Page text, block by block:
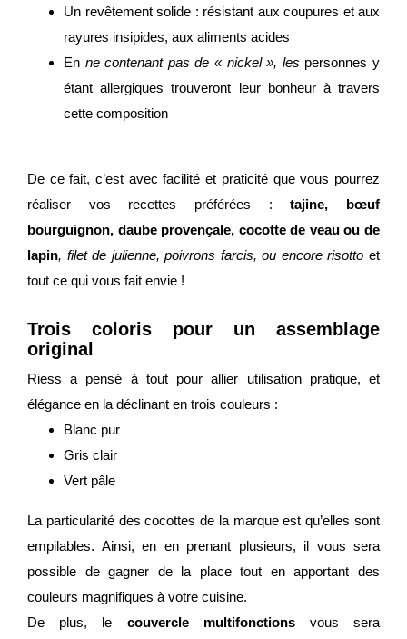
Un revêtement solide : résistant aux coupures et aux
rayures insipides, aux aliments acides
En ne contenant pas de « nickel », les personnes y
étant allergiques trouveront leur bonheur à travers
cette composition
De ce fait, c’est avec facilité et praticité que vous pourrez
réaliser vos recettes préférées :tajine, bœuf
bourguignon, daube provençale, cocotte de veau ou de
lapin, filet de julienne, poivrons farcis, ou encore risotto et
tout ce qui vous fait envie !
Trois coloris pour un assemblage
original
Riess a pensé à tout pour allier utilisation pratique, et
élégance en la déclinant en trois couleurs :
Blanc pur
Gris clair
Vert pâle
La particularité des cocottes de la marque est qu’elles sont
empilables. Ainsi, en en prenant plusieurs, il vous sera
possible de gagner de la place tout en apportant des
couleurs magnifiques à votre cuisine.
De plus, le couvercle multifonctionsvous sera